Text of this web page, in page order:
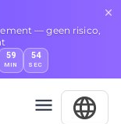
— geen risico,
59
MIN
53
SEC